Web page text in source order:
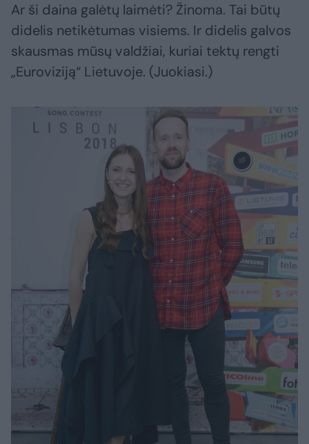
Ar ši daina galėtų laimėti? Žinoma. Tai būtų
didelis netikėtumas visiems. Ir didelis galvos
skausmas mūsų valdžiai, kuriai tektų rengti
„Euroviziją“ Lietuvoje. (Juokiasi.)